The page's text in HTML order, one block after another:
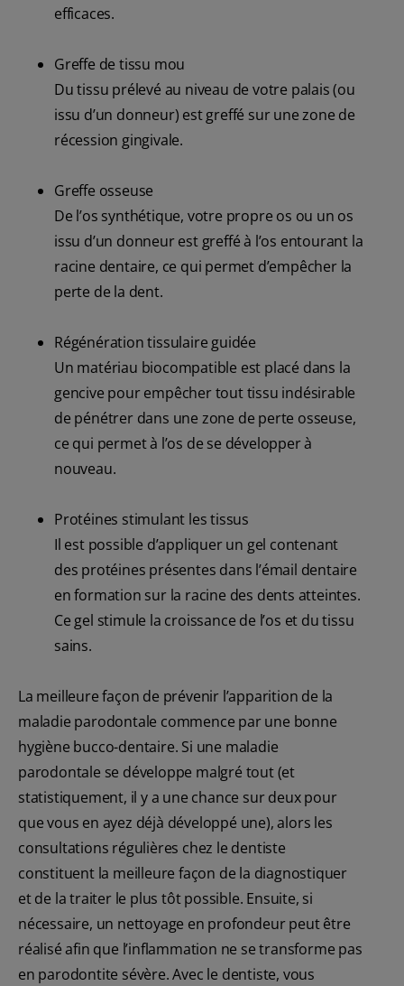
efficaces.
Greffe de tissu mou
Du tissu prélevé au niveau de votre palais (ou
issu d’un donneur) est greffé sur une zone de
récession gingivale.
Greffe osseuse
De l’os synthétique, votre propre os ou un os
issu d’un donneur est greffé à l’os entourant la
racine dentaire, ce qui permet d’empêcher la
perte de la dent.
Régénération tissulaire guidée
Un matériau biocompatible est placé dans la
gencive pour empêcher tout tissu indésirable
de pénétrer dans une zone de perte osseuse,
ce qui permet à l’os de se développer à
nouveau.
Protéines stimulant les tissus
Il est possible d’appliquer un gel contenant
des protéines présentes dans l’émail dentaire
en formation sur la racine des dents atteintes.
Ce gel stimule la croissance de l’os et du tissu
sains.
La meilleure façon de prévenir l’apparition de la
maladie parodontale commence par une bonne
hygiène bucco-dentaire. Si une maladie
parodontale se développe malgré tout (et
statistiquement, il y a une chance sur deux pour
que vous en ayez déjà développé une), alors les
consultations régulières chez le dentiste
constituent la meilleure façon de la diagnostiquer
et de la traiter le plus tôt possible. Ensuite, si
nécessaire, un nettoyage en profondeur peut être
réalisé afin que l’inflammation ne se transforme pas
en parodontite sévère. Avec le dentiste, vous